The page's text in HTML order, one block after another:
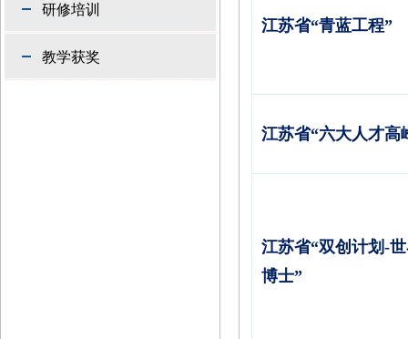
研修培训
教学获奖
江苏省“青蓝工程”
江苏省“六大人才高
江苏省“双创计划-
博士”